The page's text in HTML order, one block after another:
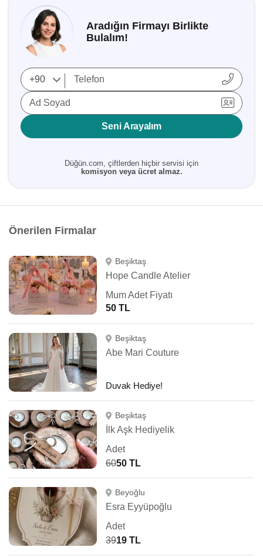
Aradığın Firmayı Birlikte
Bulalım!
Ad Soyad
Seni Arayalım
Düğün.com, çiftlerden hiçbir servisi için
komisyon veya ücret almaz.
Önerilen Firmalar
Beşiktaş
Hope Candle Atelier
Mum Adet Fiyatı
50 TL
Beşiktaş
Abe Mari Couture
Duvak Hediye!
Beşiktaş
İlk Aşk Hediyelik
Adet
6050 TL
Beyoğlu
Esra Eyyüpoğlu
Adet
3919 TL